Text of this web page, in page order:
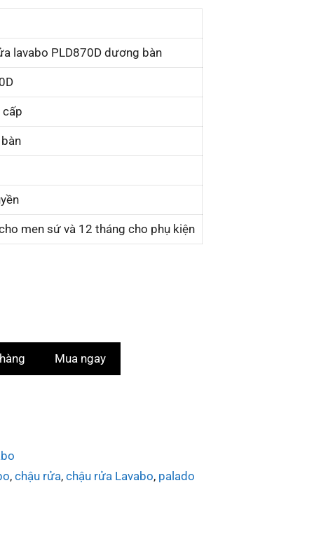
lavabo PLD870D dương bàn
cấp
men sứ và 12 tháng cho phụ kiện
Mua ngay
, chậu rửa, chậu rửa Lavabo, palado